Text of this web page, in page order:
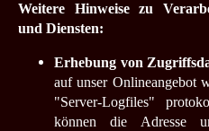
Weitere Hinweise zu
und Diensten:
Erhebung von
auf unser Onlineangebot
"Server-Logfiles"
können die Adresse